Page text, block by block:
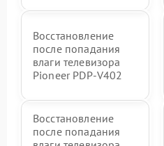
Восстановление
после попадания
влаги телевизора
Pioneer PDP-V402
Восстановление
после попадания